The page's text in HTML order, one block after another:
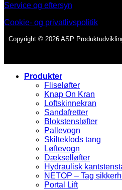
Service og eftersyn
Cookie- og privatlivspolitik
Copyright © 2026 ASP
Produkter
Fliseløfter
Knap On Kran
Loftskinnekran
Sandafretter
Blokstensløfter
Pallevogn
Skilteklods tang
Løftevogn
Dækselløfter
Hydraulisk
NETOP – Tag
Portal Lift